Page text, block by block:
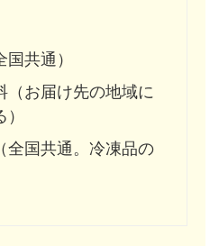
共通）
（お届け先の地域に
全国共通。冷凍品の